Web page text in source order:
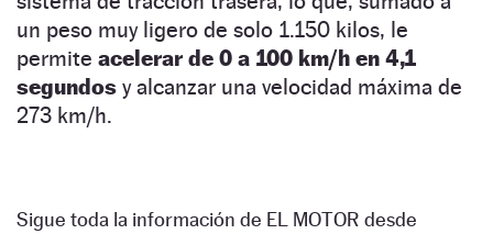
un peso muy ligero de solo 1.150 kilos, le
permite acelerar de 0 a 100 km/h en 4,1
segundos y alcanzar una velocidad máxima de
273 km/h.
Sigue toda la información de EL MOTOR desde